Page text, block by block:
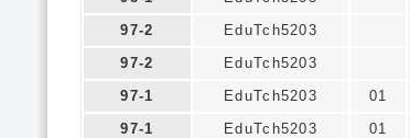
97-2
EduTch5203
97-2
EduTch5203
97-1
EduTch5203 01
97-1
EduTch5203 01